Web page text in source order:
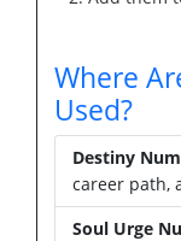
Where
Used?
Destiny
career path,
Soul Urge